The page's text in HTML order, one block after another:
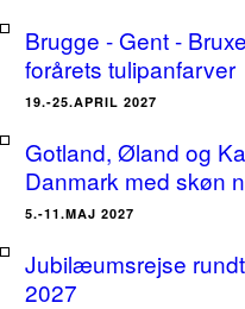
Brugge - Gent -
forårets tulipanfarver
19.-25.APRIL 2027
Gotland, Øland og
Danmark med skøn
5.-11.MAJ 2027
Jubilæumsrejse
2027